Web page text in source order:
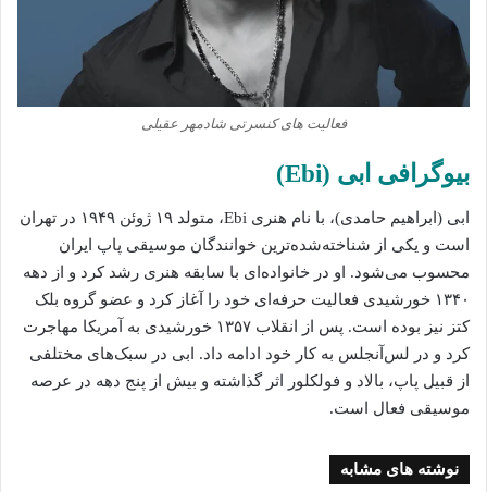
فعالیت‌ های کنسرتی شادمهر عقیلی
بیوگرافی ابی (Ebi)
ابی (ابراهیم حامدی)، با نام هنری Ebi، متولد ۱۹ ژوئن ۱۹۴۹ در تهران
است و یکی از شناخته‌شده‌ترین خوانندگان موسیقی پاپ ایران
محسوب می‌شود. او در خانواده‌ای با سابقه هنری رشد کرد و از دهه
۱۳۴۰ خورشیدی فعالیت حرفه‌ای خود را آغاز کرد و عضو گروه بلک
کتز نیز بوده است. پس از انقلاب ۱۳۵۷ خورشیدی به آمریکا مهاجرت
کرد و در لس‌آنجلس به کار خود ادامه داد. ابی در سبک‌های مختلفی
از قبیل پاپ، بالاد و فولکلور اثر گذاشته و بیش از پنج دهه در عرصه
موسیقی فعال است.
نوشته های مشابه